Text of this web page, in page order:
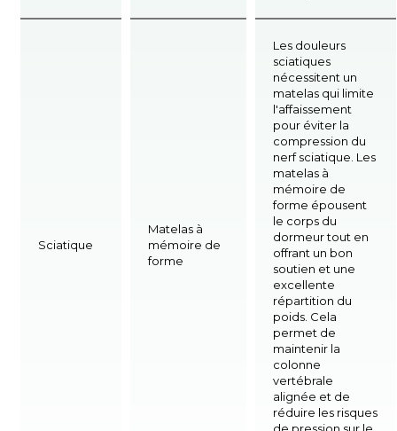
Sciatique
Matelas à
mémoire de
forme
Les douleurs
sciatiques
nécessitent un
matelas qui limite
l'affaissement
pour éviter la
compression du
nerf sciatique. Les
matelas à
mémoire de
forme épousent
le corps du
dormeur tout en
offrant un bon
soutien et une
excellente
répartition du
poids. Cela
permet de
maintenir la
colonne
vertébrale
alignée et de
réduire les risques
de pression sur le